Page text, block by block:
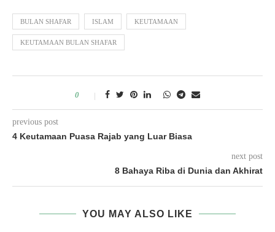
BULAN SHAFAR ISLAM KEUTAMAAN
KEUTAMAAN BULAN SHAFAR
0
previous post
4 Keutamaan Puasa Rajab yang Luar Biasa
next post
8 Bahaya Riba di Dunia dan Akhirat
YOU MAY ALSO LIKE